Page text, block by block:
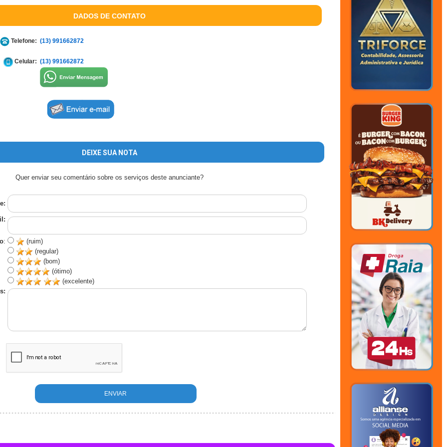
DADOS DE CONTATO
Telefone: (13) 991662872
Celular: (13) 991662872
DEIXE SUA NOTA
Quer enviar seu comentário sobre os serviços deste anunciante?
:
(ruim)
(regular)
(bom)
(ótimo)
(excelente)